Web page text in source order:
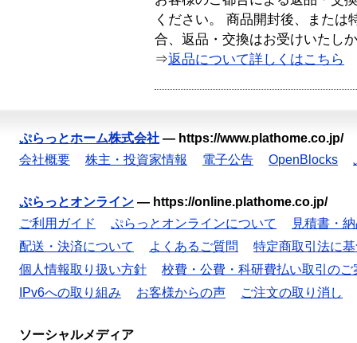
ください。 商品開封後、または
合、返品・交換はお受けいたし
⇒返品について詳しくはこちら
ぷらっとホーム株式会社 — https://www.plathome.co.jp/
会社概要
株主・投資家情報 電子公告 OpenBlocks
ぷらっとオンライン — https://online.plathome.co.jp/
ご利用ガイド
ぷらっとオンラインについて
見積書・
配送・決済について
よくあるご質問
特定商取引法に
個人情報取り扱い方針
校費・公費・科研費払い取引のご
IPv6への取り組み
お客様からの声 ご注文の取り消し
ソーシャルメディア